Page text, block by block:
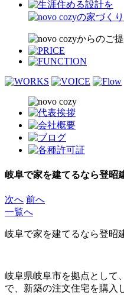
岐阜で家を建てるなら登昭
次へ 前へ
一覧へ
岐阜で家を建てるなら登昭
岐阜県岐阜市を拠点として
で、新築の注文住宅を購入